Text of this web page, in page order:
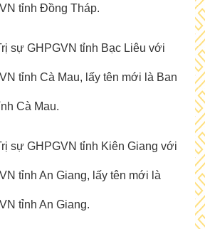
tỉnh Đồng Tháp.
sự GHPGVN tỉnh Bạc Liêu với
tỉnh Cà Mau, lấy tên mới là Ban
Cà Mau.
sự GHPGVN tỉnh Kiên Giang với
tỉnh An Giang, lấy tên mới là
tỉnh An Giang.